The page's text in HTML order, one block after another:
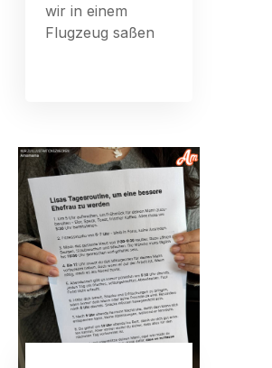
wir in einem
Flugzeug saßen